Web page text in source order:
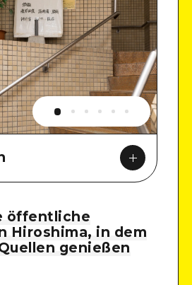
öffentliche
Hiroshima, in dem
genießen